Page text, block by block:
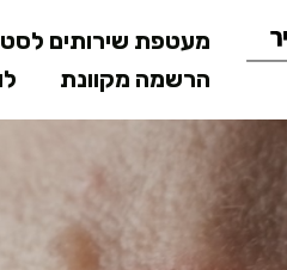
מעטפת שירותים
הרשמה מקוונת